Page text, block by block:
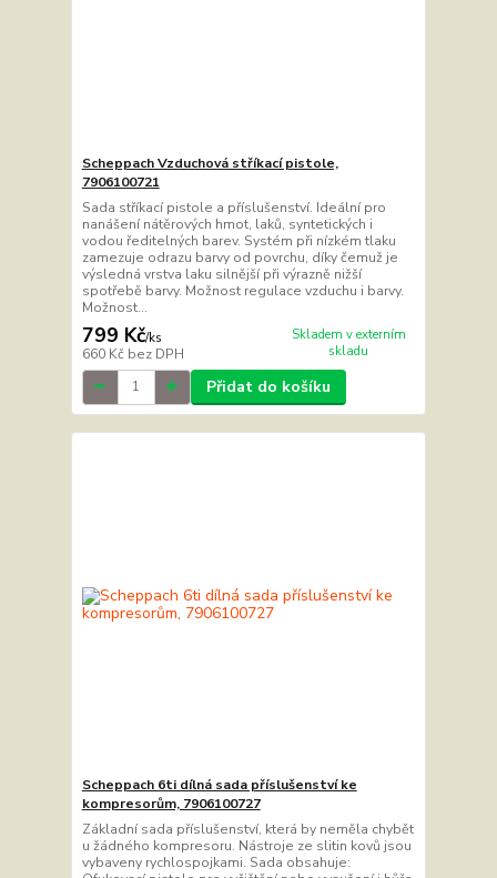
Scheppach Vzduchová stříkací pistole,
7906100721
Sada stříkací pistole a příslušenství. Ideální pro
nanášení nátěrových hmot, laků, syntetických i
vodou ředitelných barev. Systém při nízkém tlaku
zamezuje odrazu barvy od povrchu, díky čemuž je
výsledná vrstva laku silnější při výrazně nižší
spotřebě barvy. Možnost regulace vzduchu i barvy.
Možnost...
799 Kč/ks
660 Kč bez DPH
Skladem v externím
skladu
Přidat do košíku
Scheppach 6ti dílná sada příslušenství ke
kompresorům, 7906100727
Základní sada příslušenství, která by neměla chybět
u žádného kompresoru. Nástroje ze slitin kovů jsou
vybaveny rychlospojkami. Sada obsahuje: